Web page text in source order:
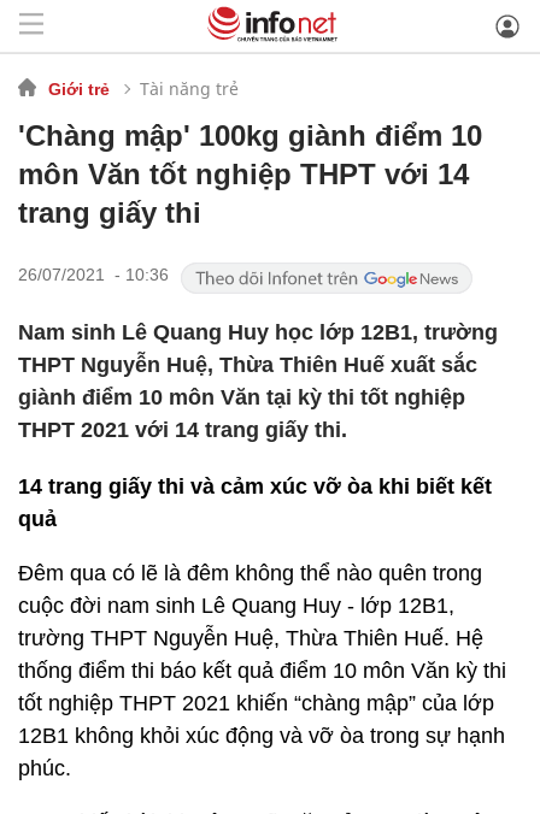
Giới trẻ Tài năng trẻ
'Chàng mập' 100kg giành điểm 10
môn Văn tốt nghiệp THPT với 14
trang giấy thi
26/07/2021 - 10:36
Nam sinh Lê Quang Huy học lớp 12B1, trường
THPT Nguyễn Huệ, Thừa Thiên Huế xuất sắc
giành điểm 10 môn Văn tại kỳ thi tốt nghiệp
THPT 2021 với 14 trang giấy thi.
14 trang giấy thi và cảm xúc vỡ òa khi biết kết
quả
Đêm qua có lẽ là đêm không thể nào quên trong
cuộc đời nam sinh Lê Quang Huy - lớp 12B1,
trường THPT Nguyễn Huệ, Thừa Thiên Huế. Hệ
thống điểm thi báo kết quả điểm 10 môn Văn kỳ thi
tốt nghiệp THPT 2021 khiến “chàng mập” của lớp
12B1 không khỏi xúc động và vỡ òa trong sự hạnh
phúc.